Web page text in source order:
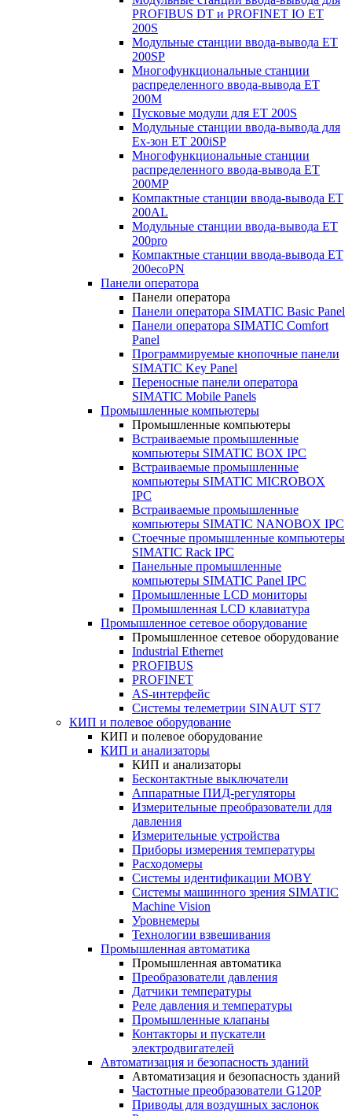
PROFIBUS DT и PROFINET IO ET
200S
Модульные станции ввода-вывода ET
200SP
Многофункциональные станции
распределенного ввода-вывода ET
200M
Пусковые модули для ET 200S
Модульные станции ввода-вывода для
Ex-зон ET 200iSP
Многофункциональные станции
распределенного ввода-вывода ET
200MP
Компактные станции ввода-вывода ET
200AL
Модульные станции ввода-вывода ET
200pro
Компактные станции ввода-вывода ET
200ecoPN
Панели оператора
Панели оператора
Панели оператора SIMATIC Basic Panel
Панели оператора SIMATIC Comfort
Panel
Программируемые кнопочные панели
SIMATIC Key Panel
Переносные панели оператора
SIMATIC Mobile Panels
Промышленные компьютеры
Промышленные компьютеры
Встраиваемые промышленные
компьютеры SIMATIC BOX IPC
Встраиваемые промышленные
компьютеры SIMATIC MICROBOX
IPC
Встраиваемые промышленные
компьютеры SIMATIC NANOBOX IPC
Стоечные промышленные компьютеры
SIMATIC Rack IPC
Панельные промышленные
компьютеры SIMATIC Panel IPC
Промышленные LCD мониторы
Промышленная LCD клавиатура
Промышленное сетевое оборудование
Промышленное сетевое оборудование
Industrial Ethernet
PROFIBUS
PROFINET
AS-интерфейс
Системы телеметрии SINAUT ST7
КИП и полевое оборудование
КИП и полевое оборудование
КИП и анализаторы
КИП и анализаторы
Бесконтактные выключатели
Аппаратные ПИД-регуляторы
Измерительные преобразователи для
давления
Измерительные устройства
Приборы измерения температуры
Расходомеры
Системы идентификации MOBY
Системы машинного зрения SIMATIC
Machine Vision
Уровнемеры
Технологии взвешивания
Промышленная автоматика
Промышленная автоматика
Преобразователи давления
Датчики температуры
Реле давления и температуры
Промышленные клапаны
Контакторы и пускатели
электродвигателей
Автоматизация и безопасность зданий
Автоматизация и безопасность зданий
Частотные преобразователи G120P
Приводы для воздушных заслонок